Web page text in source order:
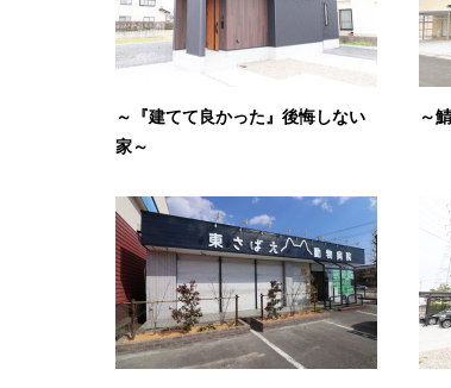
～『建てて良かった』後悔しない
家～
～